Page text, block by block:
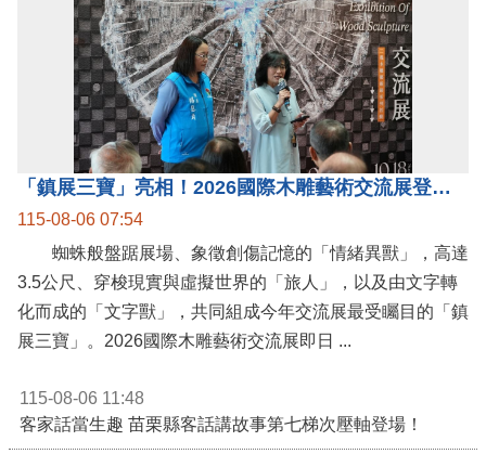
「鎮展三寶」亮相！2026國際木雕藝術交流展登場 國際木雕競賽得獎入圍名單同步揭曉
115-08-06 07:54
蜘蛛般盤踞展場、象徵創傷記憶的「情緒異獸」，高達
3.5公尺、穿梭現實與虛擬世界的「旅人」，以及由文字轉
化而成的「文字獸」，共同組成今年交流展最受矚目的「鎮
展三寶」。2026國際木雕藝術交流展即日 ...
115-08-06 11:48
客家話當生趣 苗栗縣客話講故事第七梯次壓軸登場！